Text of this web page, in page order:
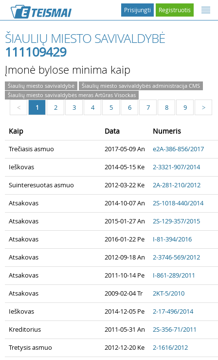
Registruotis
Prisijungti
ŠIAULIŲ MIESTO SAVIVALDYBĖ
111109429
Įmonė bylose minima kaip
Šiaulių miesto savivaldybė
Šiaulių miesto savivaldybės administracija CMS
Šiaulių miesto savivaldybės meras Artūras Visockas
< 1 2 3 4 5 6 7 8 9 >
Kaip Data Numeris
Trečiasis asmuo 2017-05-09 An e2A-386-856/2017
Ieškovas 2014-05-15 Ke 2-3321-907/2014
Suinteresuotas asmuo 2012-03-22 Ke 2A-281-210/2012
Atsakovas 2014-10-07 An 2S-1018-440/2014
Atsakovas 2015-01-27 An 2S-129-357/2015
Atsakovas 2016-01-22 Pe I-81-394/2016
Atsakovas 2012-09-18 An 2-3746-569/2012
Atsakovas 2011-10-14 Pe I-861-289/2011
Atsakovas 2009-02-04 Tr 2KT-5/2010
Ieškovas 2014-12-05 Pe 2-17-496/2014
Kreditorius 2011-05-31 An 2S-356-71/2011
Tretysis asmuo 2012-12-20 Ke 2-1616/2012